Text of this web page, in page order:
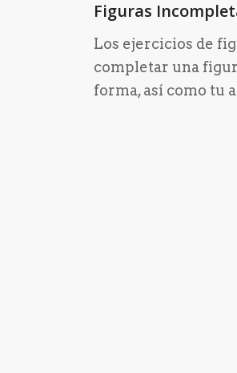
Figuras
Los ejercicios de
completar una
forma, así como tu